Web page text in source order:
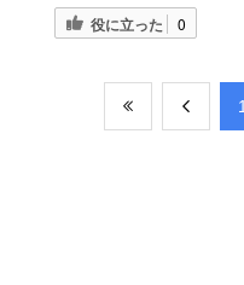
役に立った 0
​1